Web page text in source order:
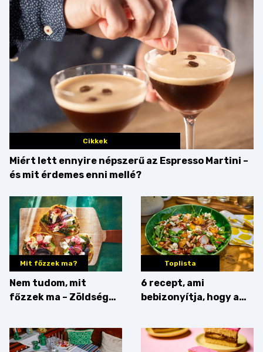
Cikkek
Miért lett ennyire népszerű az Espresso Martini –
és mit érdemes enni mellé?
Mit főzzek ma?
Nem tudom, mit
főzzek ma – Zöldség
Toplista
6 recept, ami
bebizonyítja, hogy a
zseniális